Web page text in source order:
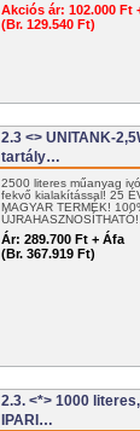
Akciós ár: 102.000 Ft
(Br. 129.540 Ft)
2.3 <> UNITANK-
tartály…
2500 literes műanyag
fekvő kialakítással! 25
MAGYAR TERMÉK!
Ár: 289.700 Ft + Áfa
(Br. 367.919 Ft)
2.3. <*> 1000
IPARI…